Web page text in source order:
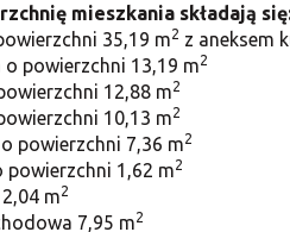
mieszkania składają
35,19 m2 z aneksem
o powierzchni 13,19 m2
12,88 m2
10,13 m2
o powierzchni 7,36 m2
powierzchni 1,62 m2
m2
7,95 m2